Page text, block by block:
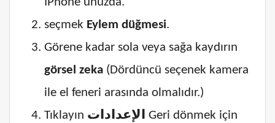
seçmek Eylem düğmesi.
Görene kadar sola veya sağa kaydırın
görsel zeka (Dördüncü seçenek kamera
ile el feneri arasında olmalıdır.)
Tıklayın الإعدادات
Geri dönmek için